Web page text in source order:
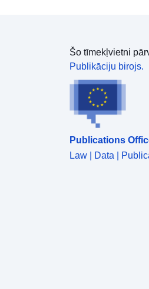
Šo tīmekļvietni
Publikāciju birojs.
Publications
Law | Data |